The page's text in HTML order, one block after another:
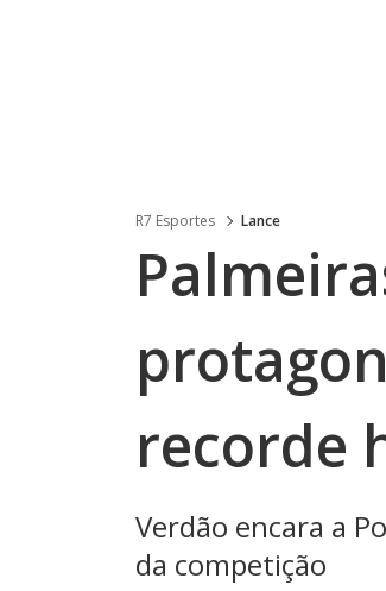
R7 Esportes Lance
recorde
Verdão encara a
da competição